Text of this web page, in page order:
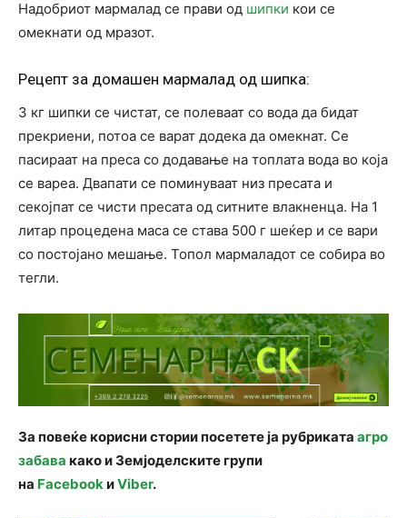
Надобриот мармалад се прави од шипки кои се
омекнати од мразот.
Рецепт за домашен мармалад од шипка:
3 кг шипки се чистат, се полеваат со вода да бидат
прекриени, потоа се варат додека да омекнат. Се
пасираат на преса со додавање на топлата вода во која
се вареа. Двапати се поминуваат низ пресата и
секојпат се чисти пресата од ситните влакненца. На 1
литар процедена маса се става 500 г шеќер и се вари
со постојано мешање. Топол мармаладот се собира во
тегли.
За повеќе корисни стории посетете ја рубриката агро
забава како и Земјоделските групи
на FacebookиViber.